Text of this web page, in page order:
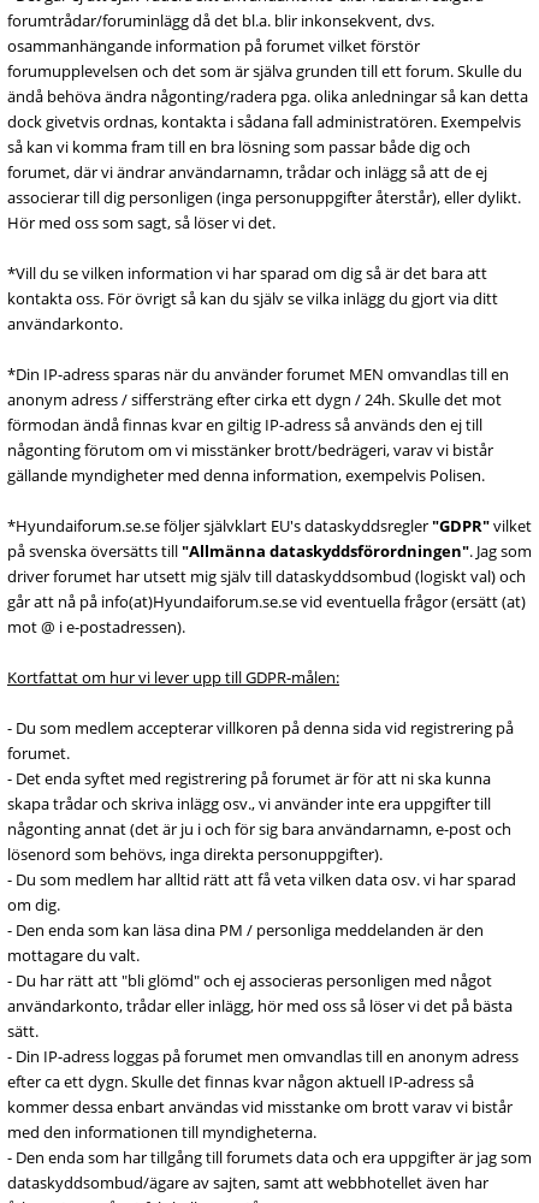
forumtrådar/foruminlägg då det bl.a. blir inkonsekvent, dvs.
osammanhängande information på forumet vilket förstör
forumupplevelsen och det som är själva grunden till ett forum. Skulle du
ändå behöva ändra någonting/radera pga. olika anledningar så kan detta
dock givetvis ordnas, kontakta i sådana fall administratören. Exempelvis
så kan vi komma fram till en bra lösning som passar både dig och
forumet, där vi ändrar användarnamn, trådar och inlägg så att de ej
associerar till dig personligen (inga personuppgifter återstår), eller dylikt.
Hör med oss som sagt, så löser vi det.
*Vill du se vilken information vi har sparad om dig så är det bara att
kontakta oss. För övrigt så kan du själv se vilka inlägg du gjort via ditt
användarkonto.
*Din IP-adress sparas när du använder forumet MEN omvandlas till en
anonym adress / siffersträng efter cirka ett dygn / 24h. Skulle det mot
förmodan ändå finnas kvar en giltig IP-adress så används den ej till
någonting förutom om vi misstänker brott/bedrägeri, varav vi bistår
gällande myndigheter med denna information, exempelvis Polisen.
*Hyundaiforum.se.se följer självklart EU's dataskyddsregler"GDPR"vilket
på svenska översätts till"Allmänna dataskyddsförordningen". Jag som
driver forumet har utsett mig själv till dataskyddsombud (logiskt val) och
går att nå på info(at)Hyundaiforum.se.se vid eventuella frågor (ersätt (at)
mot @ i e-postadressen).
Kortfattat om hur vi lever upp till GDPR-målen:
- Du som medlem accepterar villkoren på denna sida vid registrering på
forumet.
- Det enda syftet med registrering på forumet är för att ni ska kunna
skapa trådar och skriva inlägg osv., vi använder inte era uppgifter till
någonting annat (det är ju i och för sig bara användarnamn, e-post och
lösenord som behövs, inga direkta personuppgifter).
- Du som medlem har alltid rätt att få veta vilken data osv. vi har sparad
om dig.
- Den enda som kan läsa dina PM / personliga meddelanden är den
mottagare du valt.
- Du har rätt att "bli glömd" och ej associeras personligen med något
användarkonto, trådar eller inlägg, hör med oss så löser vi det på bästa
sätt.
- Din IP-adress loggas på forumet men omvandlas till en anonym adress
efter ca ett dygn. Skulle det finnas kvar någon aktuell IP-adress så
kommer dessa enbart användas vid misstanke om brott varav vi bistår
med den informationen till myndigheterna.
- Den enda som har tillgång till forumets data och era uppgifter är jag som
dataskyddsombud/ägare av sajten, samt att webbhotellet även har